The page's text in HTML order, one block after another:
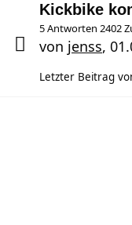
Kickbike
5 Antworten 2402
von jenss,
Letzter Beitrag